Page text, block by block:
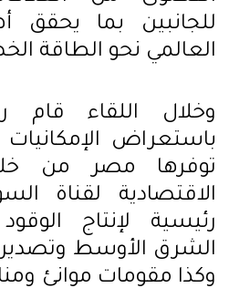
للجانبين بما يحقق
العالمي نحو الطاقة
وخلال اللقاء قام
باستعراض الإمكانيات
توفرها مصر من
الاقتصادية لقناة
رئيسية لإنتاج
الشرق الأوسط وتصديره
وكذا مقومات موانئ